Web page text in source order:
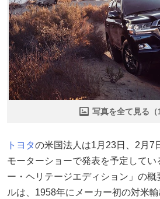
写真を全て見る（
トヨタの米国法人は1月23日、2月7
モーターショーで発表を予定して
ー・ヘリテージエディション」の
ルは、1958年にメーカー初の対米